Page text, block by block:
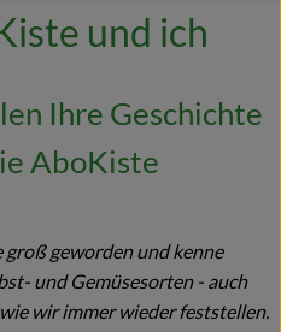
und ich
Ihre Geschichte
AboKiste
geworden und kenne
und Gemüsesorten - auch
wir immer wieder feststellen.